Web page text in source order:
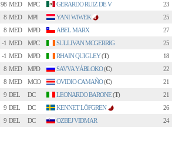
98 MED MPC GERARDO RUIZ DE V
23
8 MED MPI YANI WIWEK 1
25
8 MED MPD ABEL MARX
27
-1 MED MPC SULLIVAN MCGERRIG
25
-1 MED MPD RHAIN QUIGLEY(T)
18
8 MED MPD SAVVA YÁBLOKO(C)
22
8 MED MCO OVIDIO CAMAÑO(C)
21
9 DEL DC LEONARDO BARONE(T)
21
9 DEL DC KENNET LÖFGREN 2
26
9 DEL DC OZBEJ VIDMAR 24